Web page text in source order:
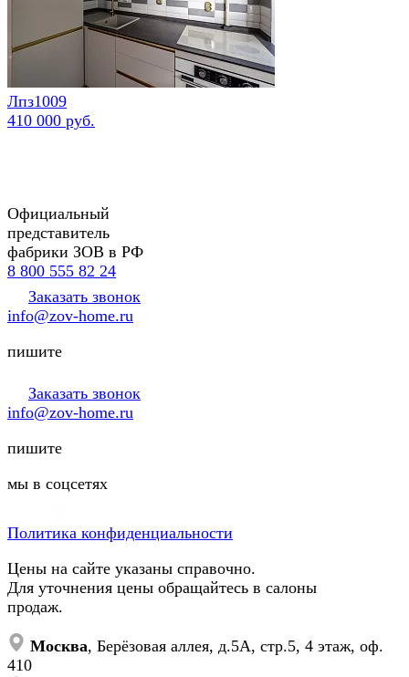
Лпз1009
410 000 руб.
Официальный
представитель
фабрики ЗОВ в РФ
8 800 555 82 24
Заказать звонок
info@zov-home.ru
пишите
Заказать звонок
info@zov-home.ru
пишите
мы в соцсетях
Политика конфиденциальности
Цены на сайте указаны справочно.
Для уточнения цены обращайтесь в салоны
продаж.
Москва, Берёзовая аллея, д.5А, стр.5, 4 этаж, оф.
410